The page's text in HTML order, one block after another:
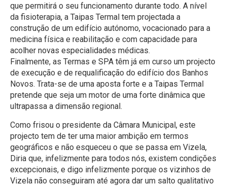
que permitirá o seu funcionamento durante todo. A nível
da fisioterapia, a Taipas Termal tem projectada a
construção de um edifício autónomo, vocacionado para a
medicina física e reabilitação e com capacidade para
acolher novas especialidades médicas.
Finalmente, as Termas e SPA têm já em curso um projecto
de execução e de requalificação do edifício dos Banhos
Novos. Trata-se de uma aposta forte e a Taipas Termal
pretende que seja um motor de uma forte dinâmica que
ultrapassa a dimensão regional.
Como frisou o presidente da Câmara Municipal, este
projecto tem de ter uma maior ambição em termos
geográficos e não esqueceu o que se passa em Vizela,
Diria que, infelizmente para todos nós, existem condições
excepcionais, e digo infelizmente porque os vizinhos de
Vizela não conseguiram até agora dar um salto qualitativo